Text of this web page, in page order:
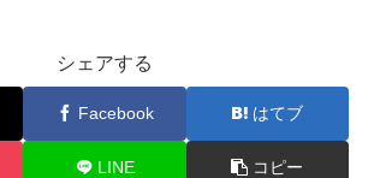
シェアする
Facebook はてブ
LINE コピー